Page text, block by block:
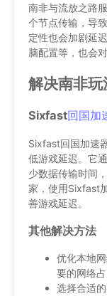
南非与流放之路
个节点传输，导
定性也会加剧延
脑配置等，也会
解决南非
Sixfast回国加
Sixfast回国加速
低游戏延迟。它
少数据传输时间
家，使用Sixfast
善游戏延迟。
其他解决方法
优化本地
要的网络占
选择合适